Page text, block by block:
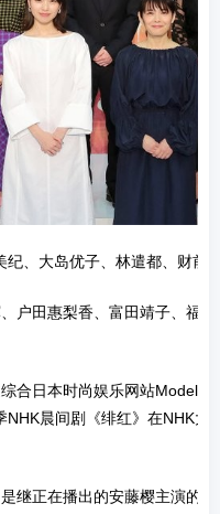
纪、大岛优子、林遣都、财前
户田惠梨香、富田靖子、福
合日本时尚娱乐网站
晨间剧《绯红》在NHK大
继正在播出的安藤樱主演的